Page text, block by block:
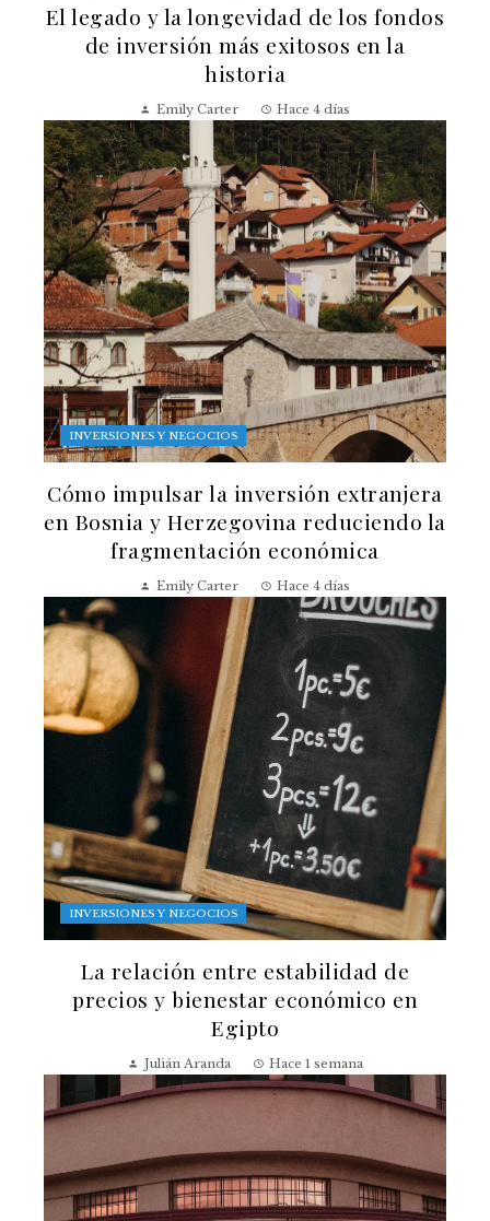
El legado y la longevidad de los fondos
de inversión más exitosos en la
historia
Emily Carter Hace 4 días
INVERSIONES Y NEGOCIOS
Cómo impulsar la inversión extranjera
en Bosnia y Herzegovina reduciendo la
fragmentación económica
Emily Carter Hace 4 días
INVERSIONES Y NEGOCIOS
La relación entre estabilidad de
precios y bienestar económico en
Egipto
Julián Aranda Hace 1 semana